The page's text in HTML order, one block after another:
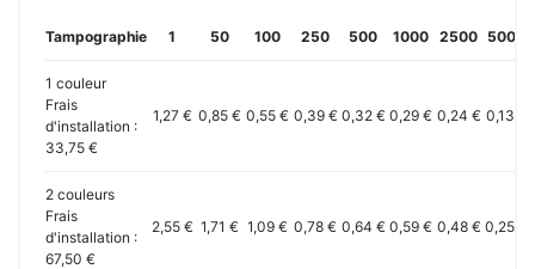
Tampographie 1 50 100 250 500 1000 2500 5000
1 couleur
Frais
d'installation :
33,75 €
1,27 € 0,85 € 0,55 € 0,39 € 0,32 € 0,29 € 0,24 € 0,13 €
2 couleurs
Frais
d'installation :
67,50 €
2,55 € 1,71 € 1,09 € 0,78 € 0,64 € 0,59 € 0,48 € 0,25 €